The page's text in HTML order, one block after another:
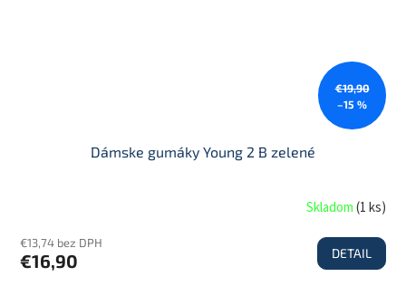
€19,90
–15 %
Dámske gumáky Young 2 B zelené
Skladom(1 ks)
€13,74 bez DPH
€16,90 DETAIL